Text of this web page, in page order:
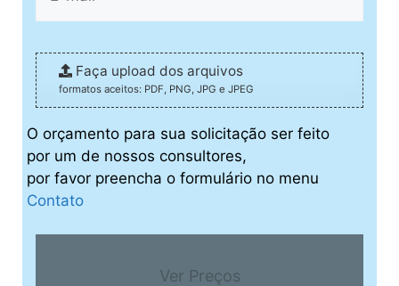
Faça upload dos arquivos
formatos aceitos: PDF, PNG, JPG e JPEG
O orçamento para sua solicitação ser feito
por um de nossos consultores,
por favor preencha o formulário no menu
Contato
Ver Preços